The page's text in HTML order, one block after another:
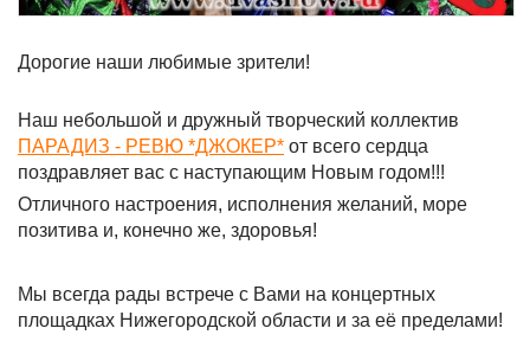
Дорогие наши любимые зрители!
Наш небольшой и дружный творческий коллектив
ПАРАДИЗ - РЕВЮ *ДЖОКЕР* от всего сердца
поздравляет вас с наступающим Новым годом!!!
Отличного настроения, исполнения желаний, море
позитива и, конечно же, здоровья!
Мы всегда рады встрече с Вами на концертных
площадках Нижегородской области и за её пределами!